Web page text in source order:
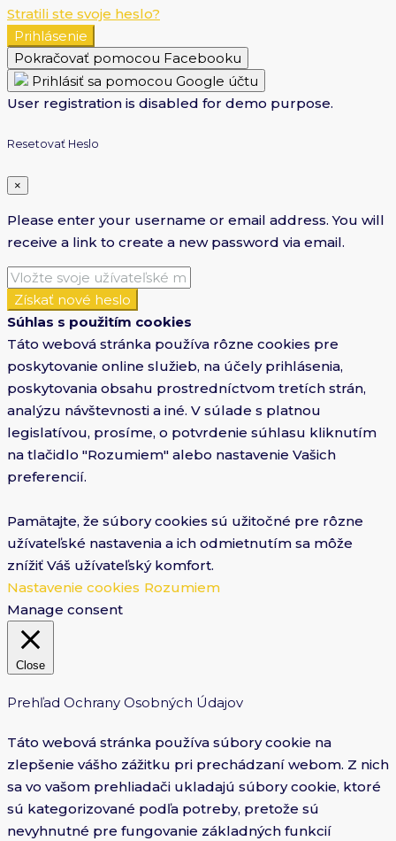
Stratili ste svoje heslo?
Prihlásenie
Pokračovať pomocou Facebooku
Prihlásiť sa pomocou Google účtu
User registration is disabled for demo purpose.
Resetovať Heslo
×
Please enter your username or email address. You will
receive a link to create a new password via email.
Získať nové heslo
Súhlas s použitím cookies
Táto webová stránka používa rôzne cookies pre
poskytovanie online služieb, na účely prihlásenia,
poskytovania obsahu prostredníctvom tretích strán,
analýzu návštevnosti a iné. V súlade s platnou
legislatívou, prosíme, o potvrdenie súhlasu kliknutím
na tlačidlo "Rozumiem" alebo nastavenie Vašich
preferencií.
Pamätajte, že súbory cookies sú užitočné pre rôzne
užívateľské nastavenia a ich odmietnutím sa môže
znížiť Váš užívateľský komfort.
Nastavenie cookies Rozumiem
Manage consent
Close
Prehľad Ochrany Osobných Údajov
Táto webová stránka používa súbory cookie na
zlepšenie vášho zážitku pri prechádzaní webom. Z nich
sa vo vašom prehliadači ukladajú súbory cookie, ktoré
sú kategorizované podľa potreby, pretože sú
nevyhnutné pre fungovanie základných funkcií